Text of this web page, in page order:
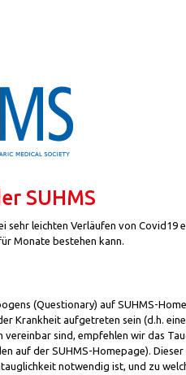
SUHMS
sehr leichten Verläufen von
Monate bestehen kann.
(Questionary) auf SUHMS-
Krankheit aufgetreten sein (d.h.
sind, empfehlen wir das
auf der SUHMS-Homepage).
notwendig ist, und zu